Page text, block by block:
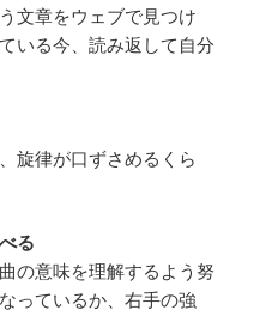
文章をウェブで見つけ
いる今、読み返して自分
旋律が口ずさめるくら
る
の意味を理解するよう努
っているか、右手の強